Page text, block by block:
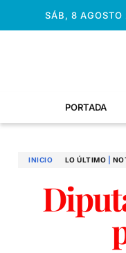
SÁB, 8 AGOSTO
PORTADA
INICIO LO ÚLTIMO